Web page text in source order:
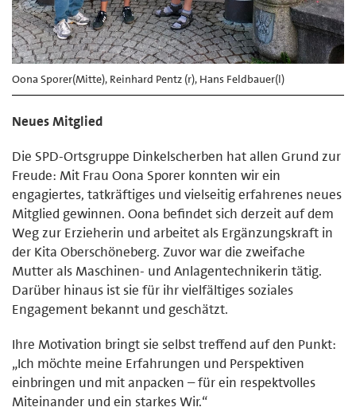
Oona Sporer(Mitte), Reinhard Pentz (r), Hans Feldbauer(l)
Neues Mitglied
Die SPD-Ortsgruppe Dinkelscherben hat allen Grund zur
Freude: Mit Frau Oona Sporer konnten wir ein
engagiertes, tatkräftiges und vielseitig erfahrenes neues
Mitglied gewinnen. Oona befindet sich derzeit auf dem
Weg zur Erzieherin und arbeitet als Ergänzungskraft in
der Kita Oberschöneberg. Zuvor war die zweifache
Mutter als Maschinen- und Anlagentechnikerin tätig.
Darüber hinaus ist sie für ihr vielfältiges soziales
Engagement bekannt und geschätzt.
Ihre Motivation bringt sie selbst treffend auf den Punkt:
„Ich möchte meine Erfahrungen und Perspektiven
einbringen und mit anpacken – für ein respektvolles
Miteinander und ein starkes Wir.“